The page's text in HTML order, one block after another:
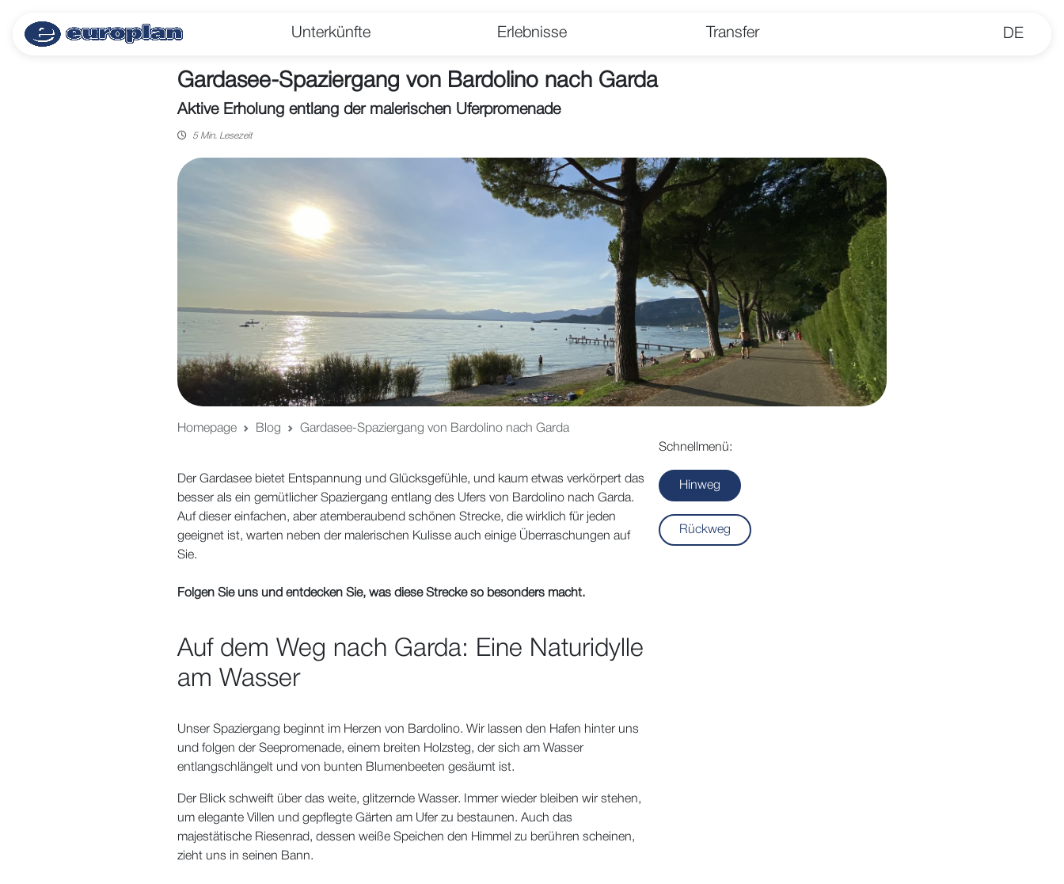
Unterkünfte Erlebnisse Transfer DE
Gardasee-Spaziergang von Bardolino nach Garda
Aktive Erholung entlang der malerischen Uferpromenade
5 Min. Lesezeit
Homepage Blog Gardasee-Spaziergang von Bardolino nach Garda
Der Gardasee bietet Entspannung und Glücksgefühle, und kaum etwas verkörpert das
besser als ein gemütlicher Spaziergang entlang des Ufers von Bardolino nach Garda.
Auf dieser einfachen, aber atemberaubend schönen Strecke, die wirklich für jeden
geeignet ist, warten neben der malerischen Kulisse auch einige Überraschungen auf
Sie.
Folgen Sie uns und entdecken Sie, was diese Strecke so besonders macht.
Auf dem Weg nach Garda: Eine Naturidylle
am Wasser
Unser Spaziergang beginnt im Herzen von Bardolino. Wir lassen den Hafen hinter uns
und folgen der Seepromenade, einem breiten Holzsteg, der sich am Wasser
entlangschlängelt und von bunten Blumenbeeten gesäumt ist.
Der Blick schweift über das weite, glitzernde Wasser. Immer wieder bleiben wir stehen,
um elegante Villen und gepflegte Gärten am Ufer zu bestaunen. Auch das
majestätische Riesenrad, dessen weiße Speichen den Himmel zu berühren scheinen,
zieht uns in seinen Bann.
Schnellmenü:
Hinweg
Rückweg